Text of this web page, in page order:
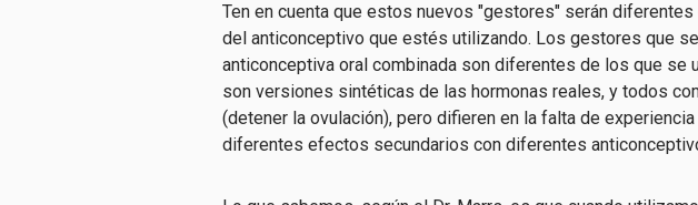
Ten en cuenta que estos nuevos "gestores" serán
del anticonceptivo que estés utilizando. Los gestores que
anticonceptiva oral combinada son diferentes de los que se
son versiones sintéticas de las hormonas reales, y todos
(detener la ovulación), pero difieren en la falta de
diferentes efectos secundarios con diferentes